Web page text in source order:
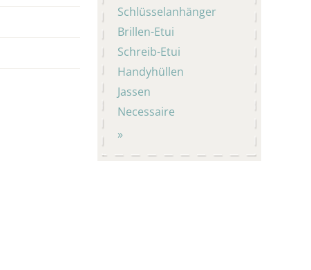
Schlüsselanhänger
Brillen-Etui
Schreib-Etui
Handyhüllen
Jassen
Necessaire